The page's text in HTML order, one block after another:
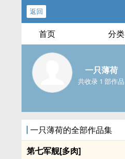
返回
首页 分类
一只薄荷
共收录 1 部作品
一只薄荷的全部作品集
第七军舰[多肉]